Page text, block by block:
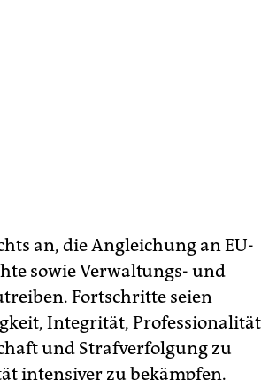
an, die Angleichung an EU-
sowie Verwaltungs- und
Fortschritte seien
Integrität, Professionalität
und Strafverfolgung zu
intensiver zu bekämpfen.